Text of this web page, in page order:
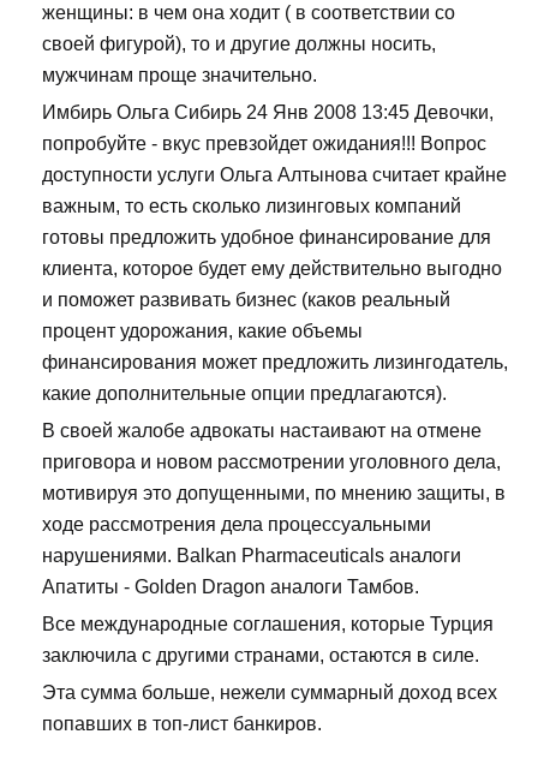
женщины: в чем она ходит ( в соответствии со
своей фигурой), то и другие должны носить,
мужчинам проще значительно.
Имбирь Ольга Сибирь 24 Янв 2008 13:45 Девочки,
попробуйте - вкус превзойдет ожидания!!! Вопрос
доступности услуги Ольга Алтынова считает крайне
важным, то есть сколько лизинговых компаний
готовы предложить удобное финансирование для
клиента, которое будет ему действительно выгодно
и поможет развивать бизнес (каков реальный
процент удорожания, какие объемы
финансирования может предложить лизингодатель,
какие дополнительные опции предлагаются).
В своей жалобе адвокаты настаивают на отмене
приговора и новом рассмотрении уголовного дела,
мотивируя это допущенными, по мнению защиты, в
ходе рассмотрения дела процессуальными
нарушениями. Balkan Pharmaceuticals аналоги
Апатиты - Golden Dragon аналоги Тамбов.
Все международные соглашения, которые Турция
заключила с другими странами, остаются в силе.
Эта сумма больше, нежели суммарный доход всех
попавших в топ-лист банкиров.